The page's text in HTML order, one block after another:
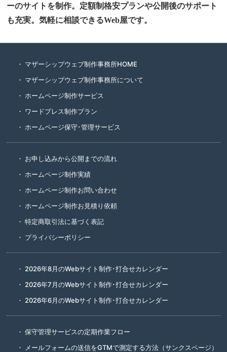
ーのサイトを制作。定額制格安プランや公開後のサポート
も充実。気軽に相談できるWeb屋です。
マザーシップウェブ制作事務所HOME
マザーシップウェブ制作事務所について
ホームページ制作サービス
ワードプレス制作プラン
ホームページ保守･管理サービス
お申し込みから公開までの流れ
ホームページ制作実績
ホームページ制作お問い合わせ
ホームページ制作お見積り依頼
特定商取引法に基づく表記
プライバシーポリシー
2026年8月のWebサイト制作･打合せカレンダー
2026年7月のWebサイト制作･打合せカレンダー
2026年6月のWebサイト制作･打合せカレンダー
保守管理サービスの定期作業フロー
メールフォームの送信をGTMで測定する方法（サンクスページ）